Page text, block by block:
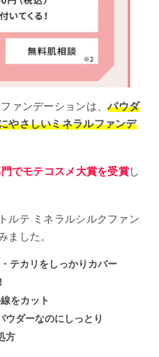
ァンデーションは、パウダ
やさしいミネラルファンデ
でモテコスメ大賞を受賞し
ルテ ミネラルシルクファン
ました。
テカリをしっかりカバー
をカット
ウダーなのにしっとり
方